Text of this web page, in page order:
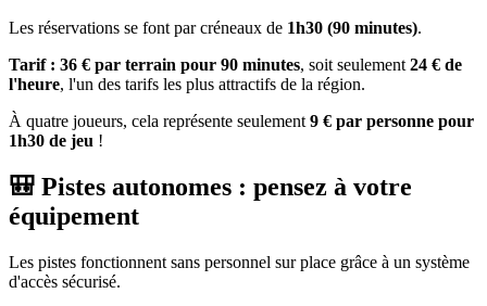
Les réservations se font par créneaux de 1h30 (90 minutes).
Tarif : 36 € par terrain pour 90 minutes, soit seulement 24 € de
l'heure, l'un des tarifs les plus attractifs de la région.
À quatre joueurs, cela représente seulement 9 € par personne pour
1h30 de jeu !
🎒 Pistes autonomes : pensez à votre
équipement
Les pistes fonctionnent sans personnel sur place grâce à un système
d'accès sécurisé.